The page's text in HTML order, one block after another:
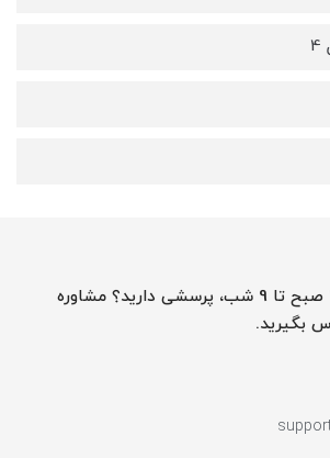
شنبه تا پنج شنبه 10 صبح تا 9 شب، پرسشی دارید؟ مشاوره
بگیرید.